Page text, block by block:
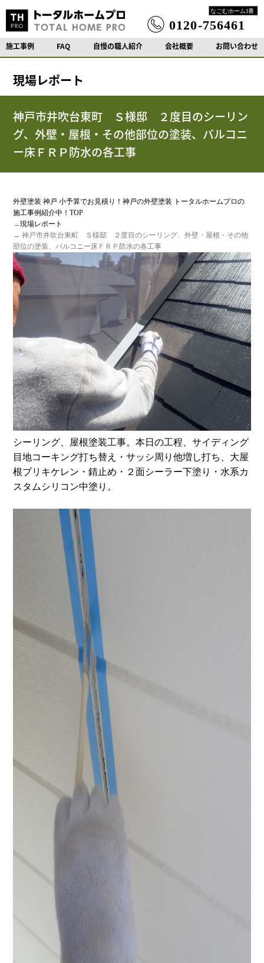
施工事例 FAQ 自慢の職人紹介 会社概要 お問い合わせ
現場レポート
神戸市井吹台東町 Ｓ様邸 ２度目のシーリン
グ、外壁・屋根・その他部位の塗装、バルコニ
ー床ＦＲＰ防水の各工事
外壁塗装 神戸 小予算でお見積り！神戸の外壁塗装 トータルホームプロの
施工事例紹介中！TOP
→現場レポート
→ 神戸市井吹台東町 Ｓ様邸 ２度目のシーリング、外壁・屋根・その他
部位の塗装、バルコニー床ＦＲＰ防水の各工事
シーリング、屋根塗装工事。本日の工程、サイディング
目地コーキング打ち替え・サッシ周り他増し打ち、大屋
根ブリキケレン・錆止め・２面シーラー下塗り・水系カ
スタムシリコン中塗り。